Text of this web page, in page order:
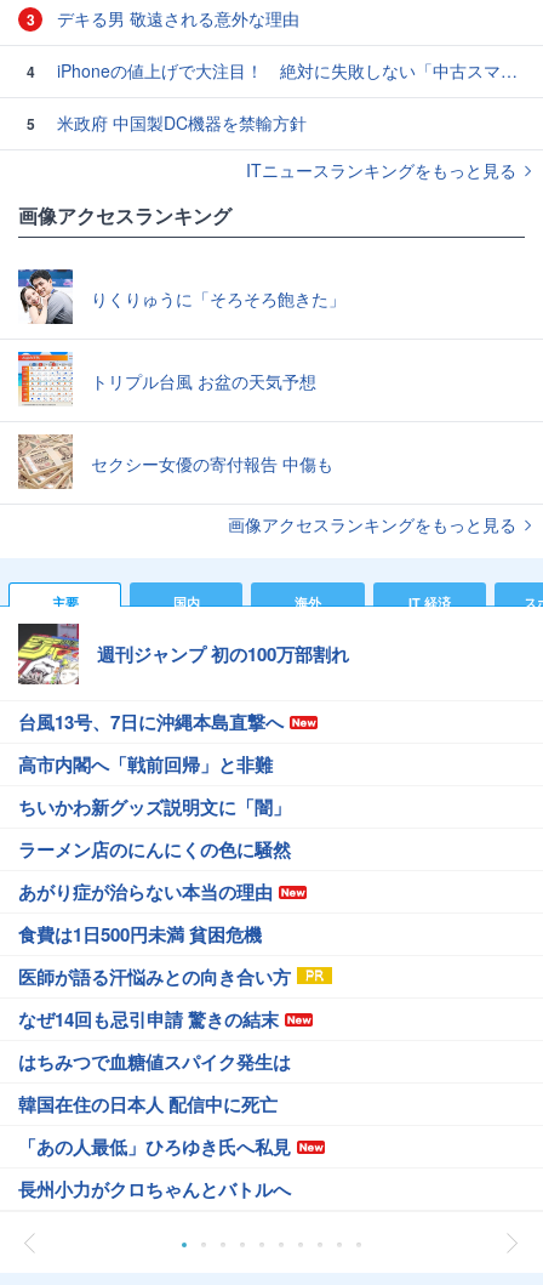
3 デキる男 敬遠される意外な理由
4 iPhoneの値上げで大注目！ 絶対に失敗しない「中古スマホ」の売り方＆買い方
5
米政府 中国製DC機器を禁輸方針
ITニュースランキングをもっと見る
画像アクセスランキング
りくりゅうに「そろそろ飽きた」
トリプル台風 お盆の天気予想
セクシー女優の寄付報告 中傷も
画像アクセスランキングをもっと見る
主要 国内 海外 IT 経済 ス
週刊ジャンプ 初の100万部割れ
台風13号、7日に沖縄本島直撃へ
高市内閣へ「戦前回帰」と非難
ちいかわ新グッズ説明文に「闇」
ラーメン店のにんにくの色に騒然
あがり症が治らない本当の理由
食費は1日500円未満 貧困危機
医師が語る汗悩みとの向き合い方
なぜ14回も忌引申請 驚きの結末
はちみつで血糖値スパイク発生は
韓国在住の日本人 配信中に死亡
「あの人最低」ひろゆき氏へ私見
長州小力がクロちゃんとバトルへ